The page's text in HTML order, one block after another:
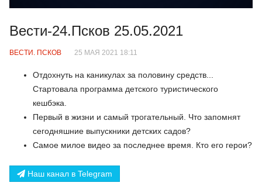
Вести-24.Псков 25.05.2021
ВЕСТИ. ПСКОВ 25 МАЯ 2021 18:11
Отдохнуть на каникулах за половину средств...
Стартовала программа детского туристического
кешбэка.
Первый в жизни и самый трогательный. Что запомнят
сегодняшние выпускники детских садов?
Самое милое видео за последнее время. Кто его герои?
Наш канал в Telegram